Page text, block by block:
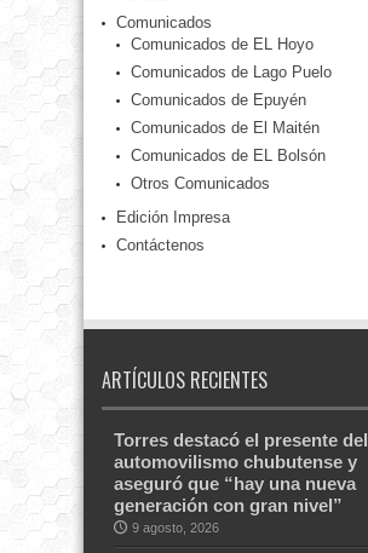
Comunicados
Comunicados de EL Hoyo
Comunicados de Lago Puelo
Comunicados de Epuyén
Comunicados de El Maitén
Comunicados de EL Bolsón
Otros Comunicados
Edición Impresa
Contáctenos
ARTÍCULOS RECIENTES
Torres destacó el presente del
automovilismo chubutense y
aseguró que “hay una nueva
generación con gran nivel”
9 agosto, 2026